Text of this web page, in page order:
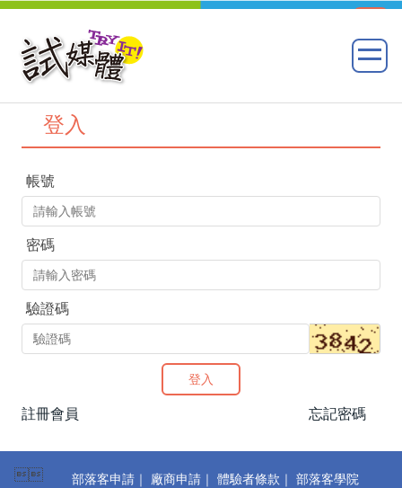
登入
帳號
密碼
驗證碼
登入
註冊會員 忘記密碼
 部落客申請 ｜ 廠商申請 ｜ 體驗者條款 ｜ 部落客學院